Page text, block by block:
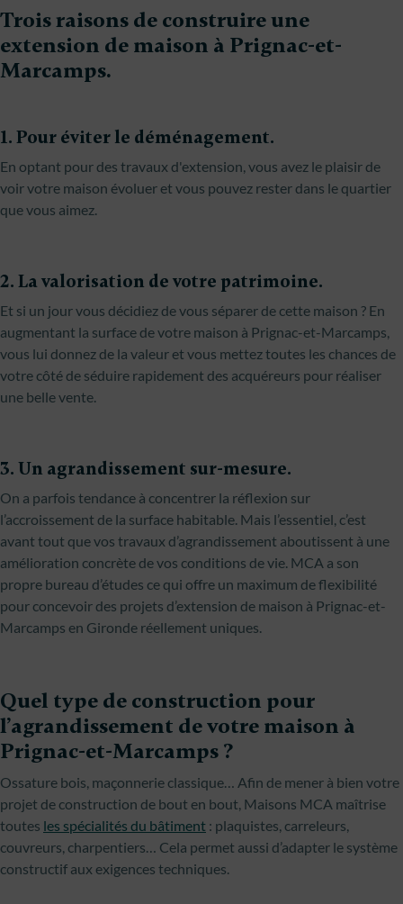
Trois raisons de construire une
extension de maison à Prignac-et-
Marcamps.
1. Pour éviter le déménagement.
En optant pour des travaux d'extension, vous avez le plaisir de
voir votre maison évoluer et vous pouvez rester dans le quartier
que vous aimez.
2. La valorisation de votre patrimoine.
Et si un jour vous décidiez de vous séparer de cette maison ? En
augmentant la surface de votre maison à Prignac-et-Marcamps,
vous lui donnez de la valeur et vous mettez toutes les chances de
votre côté de séduire rapidement des acquéreurs pour réaliser
une belle vente.
3. Un agrandissement sur-mesure.
On a parfois tendance à concentrer la réflexion sur
l’accroissement de la surface habitable. Mais l’essentiel, c’est
avant tout que vos travaux d’agrandissement aboutissent à une
amélioration concrète de vos conditions de vie. MCA a son
propre bureau d’études ce qui offre un maximum de flexibilité
pour concevoir des projets d’extension de maison à Prignac-et-
Marcamps en Gironde réellement uniques.
Quel type de construction pour
l’agrandissement de votre maison à
Prignac-et-Marcamps ?
Ossature bois, maçonnerie classique… Afin de mener à bien votre
projet de construction de bout en bout, Maisons MCA maîtrise
toutes les spécialités du bâtiment : plaquistes, carreleurs,
couvreurs, charpentiers… Cela permet aussi d’adapter le système
constructif aux exigences techniques.